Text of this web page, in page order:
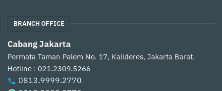
BRANCH OFFICE
Cabang Jakarta
Permata Taman Palem No. 17, Kalideres, Jakarta Barat.
Hotline : 021.2309.5266
0813.9999.2770